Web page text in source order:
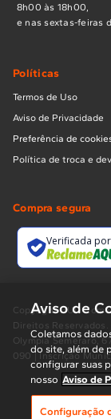
8h00 às 18h00,
e nas sextas-feiras
Políticas
Termos de Uso
Aviso de Privacidade
Preferência de
Política de troca e
Compra segura
Verificada por
Copyright BUD
Direitos Reservados.
Olympia Semeraro,
090 | Inscrição
Aviso de
Coletamos
do site, além de
configurar suas
nosso Aviso de
Configuração